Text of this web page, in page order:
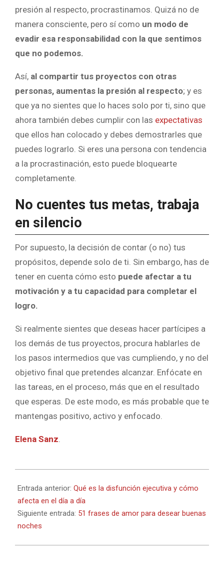
presión al respecto, procrastinamos. Quizá no de
manera consciente, pero sí como un modo de
evadir esa responsabilidad con la que sentimos
que no podemos.
Así, al compartir tus proyectos con otras
personas, aumentas la presión al respecto; y es
que ya no sientes que lo haces solo por ti, sino que
ahora también debes cumplir con las expectativas
que ellos han colocado y debes demostrarles que
puedes lograrlo. Si eres una persona con tendencia
a la procrastinación, esto puede bloquearte
completamente.
No cuentes tus metas, trabaja
en silencio
Por supuesto, la decisión de contar (o no) tus
propósitos, depende solo de ti. Sin embargo, has de
tener en cuenta cómo esto puede afectar a tu
motivación y a tu capacidad para completar el
logro.
Si realmente sientes que deseas hacer partícipes a
los demás de tus proyectos, procura hablarles de
los pasos intermedios que vas cumpliendo, y no del
objetivo final que pretendes alcanzar. Enfócate en
las tareas, en el proceso, más que en el resultado
que esperas. De este modo, es más probable que te
mantengas positivo, activo y enfocado.
Elena Sanz
03-
08
Entrada anterior: Qué es la disfunción ejecutiva y cómo
afecta en el día a día
Siguiente entrada: 51 frases de amor para desear buenas
noches